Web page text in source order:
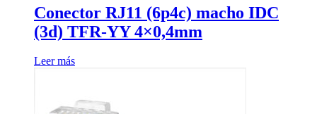
Conector RJ11 (6p4c) macho IDC
(3d) TFR-YY 4×0,4mm
Leer más